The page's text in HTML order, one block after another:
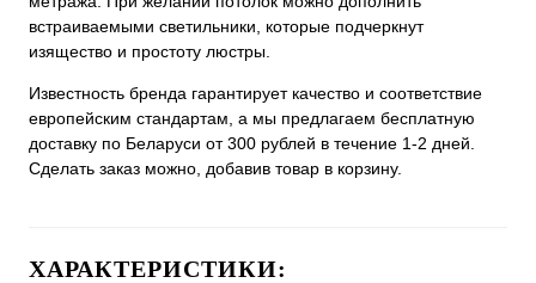
встраиваемыми светильники, которые подчеркнут
изящество и простоту люстры.
Известность бренда гарантирует качество и соответствие
европейским стандартам, а мы предлагаем бесплатную
доставку по Беларуси от 300 рублей в течение 1-2 дней.
Сделать заказ можно, добавив товар в корзину.
ХАРАКТЕРИСТИКИ: